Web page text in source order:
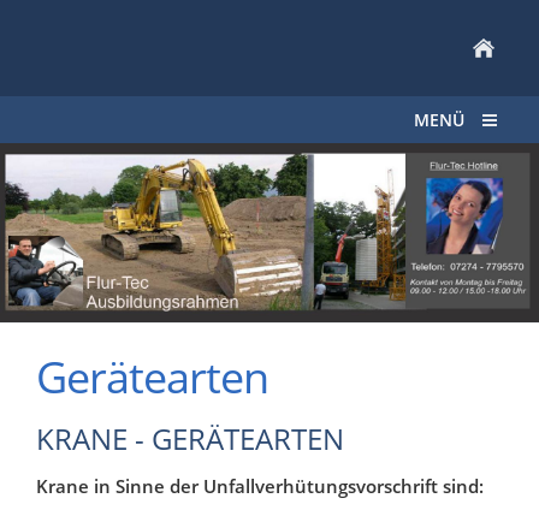
MENÜ
Gerätearten
KRANE - GERÄTEARTEN
Krane in Sinne der Unfallverhütungsvorschrift sind: